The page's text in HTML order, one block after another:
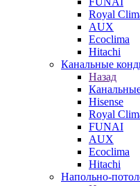
Royal
AUX
Ecoclima
Hitachi
Канальные
Назад
Hisense
Royal
FUNAI
AUX
Ecoclima
Hitachi
Напольно-